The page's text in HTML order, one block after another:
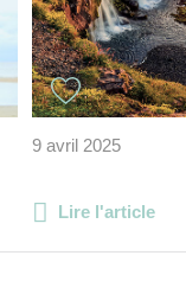
9 avril 2025
Lire l'article